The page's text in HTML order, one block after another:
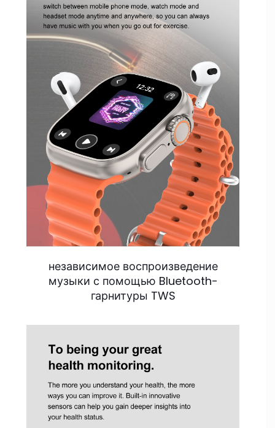
независимое воспроизведение
музыки с помощью Bluetooth-
гарнитуры TWS